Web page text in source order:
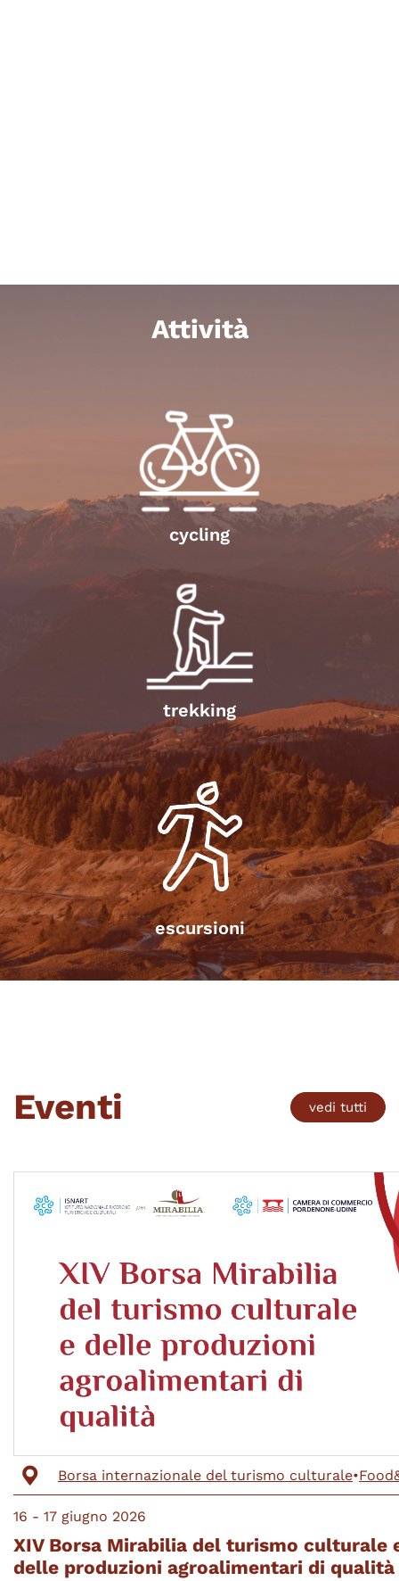
Attività
cycling
trekking
escursioni
Eventi vedi tutti
Borsa internazionale del turismo culturale•
16 - 17 giugno 2026
XIV Borsa Mirabilia del turismo culturale
delle produzioni agroalimentari di qualità